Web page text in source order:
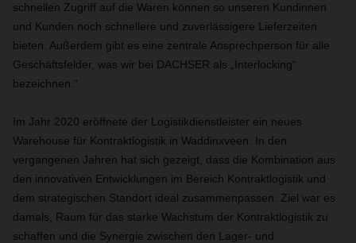
schnellen Zugriff auf die Waren können so unseren Kundinnen
und Kunden noch schnellere und zuverlässigere Lieferzeiten
bieten. Außerdem gibt es eine zentrale Ansprechperson für alle
Geschäftsfelder, was wir bei DACHSER als „Interlocking“
bezeichnen.“
Im Jahr 2020 eröffnete der Logistikdienstleister ein neues
Warehouse für Kontraktlogistik in Waddinxveen. In den
vergangenen Jahren hat sich gezeigt, dass die Kombination aus
den innovativen Entwicklungen im Bereich Kontraktlogistik und
dem strategischen Standort ideal zusammenpassen. Ziel war es
damals, Raum für das starke Wachstum der Kontraktlogistik zu
schaffen und die Synergie zwischen den Lager- und